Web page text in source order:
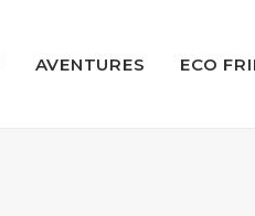
AVENTURES ECO